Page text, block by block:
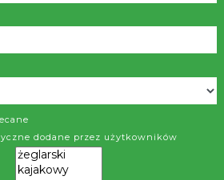
dodane przez użytkowników
Szlaku Konnego wiodący
to bardzo atrakcyjna wędrówka